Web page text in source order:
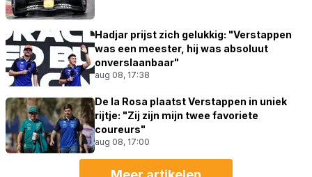
Hadjar prijst zich gelukkig: "Verstappen
was een meester, hij was absoluut
onverslaanbaar"
aug 08, 17:38
De la Rosa plaatst Verstappen in uniek
rijtje: "Zij zijn mijn twee favoriete
coureurs"
aug 08, 17:00